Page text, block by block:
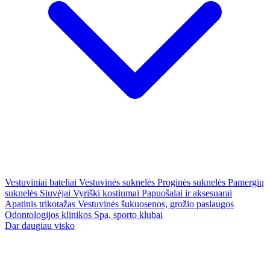
Vestuviniai bateliai Vestuvinės suknelės Proginės suknelės Pamergių
suknelės Siuvėjai Vyriški kostiumai Papuošalai ir aksesuarai
Apatinis trikotažas Vestuvinės šukuosenos, grožio paslaugos
Odontologijos klinikos Spa, sporto klubai
Dar daugiau visko